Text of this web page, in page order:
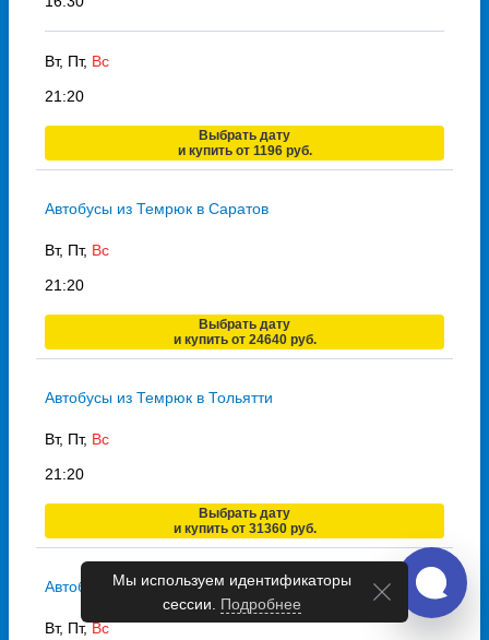
Вт, Пт, Вс
21:20
Выбрать дату
и купить от 1196 руб.
Автобусы из Темрюк в Саратов
Вт, Пт, Вс
21:20
Выбрать дату
и купить от 24640 руб.
Автобусы из Темрюк в Тольятти
Вт, Пт, Вс
21:20
Выбрать дату
и купить от 31360 руб.
Автобусы из Темрюк в Ижевск
Вт, Пт,Вс
Мы используем идентификаторы
сессии. Подробнее